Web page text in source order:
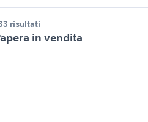
risultati
in vendita